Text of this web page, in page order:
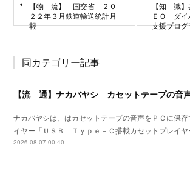
【物 流】 国交省 ２０
２２年３月鉄道輸送統計月
報
【知 識】
ＥＯ ダイ
支援プロ
同カテゴリー記事
ナカバヤシは、はカセットテープの音声をＰＣに保
イヤー「ＵＳＢ Ｔｙｐｅ－Ｃ搭載カセットプレイ
2026.08.07 00:40